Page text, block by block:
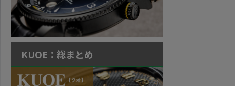
KUOE：総まとめ